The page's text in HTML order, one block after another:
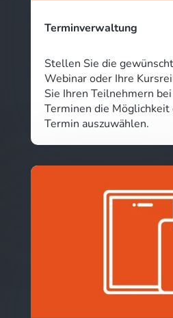
Terminverwaltung
Stellen Sie die
Webinar oder Ihre
Sie Ihren Teilnehmern
Terminen die Möglichkeit
Termin auszuwählen.